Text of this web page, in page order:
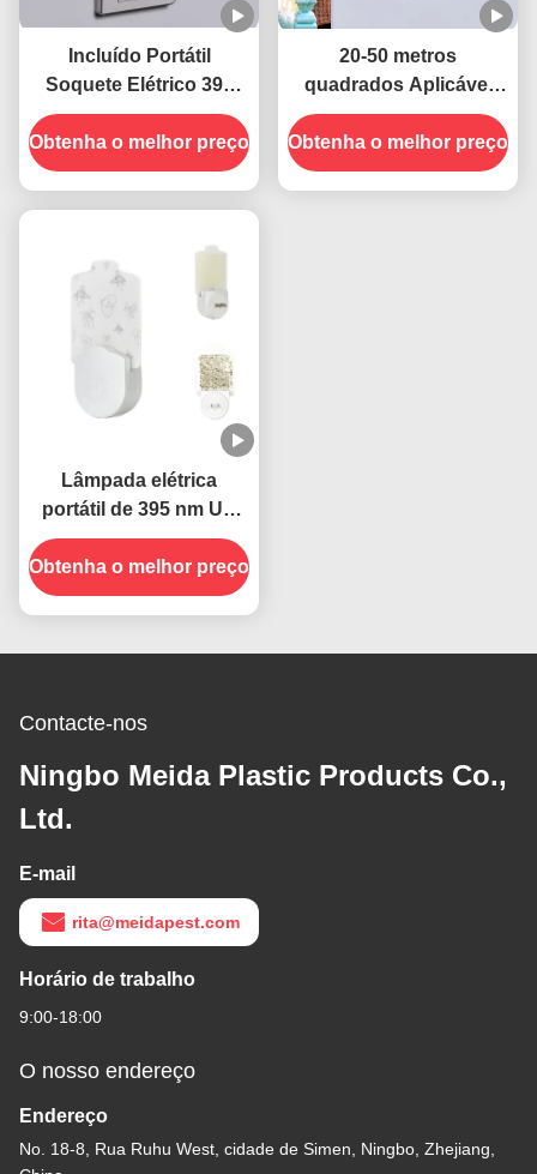
Incluído Portátil
Soquete Elétrico 395
NM UV Lâmpada de
Morte de Mosquitos
Controle de Insetos
Obtenha o melhor preço
20-50 metros
quadrados Aplicável
Elétrico Parede Plug-in
Socket UV mosquito
Lâmpada Solid State
Obtenha o melhor preço
Lâmpada elétrica
portátil de 395 nm UV
para matar mosquitos
Obtenha o melhor preço
Contacte-nos
Ningbo Meida Plastic Products Co.,
Ltd.
E-mail
rita@meidapest.com
Horário de trabalho
9:00-18:00
O nosso endereço
Endereço
No. 18-8, Rua Ruhu West, cidade de Simen, Ningbo, Zhejiang,